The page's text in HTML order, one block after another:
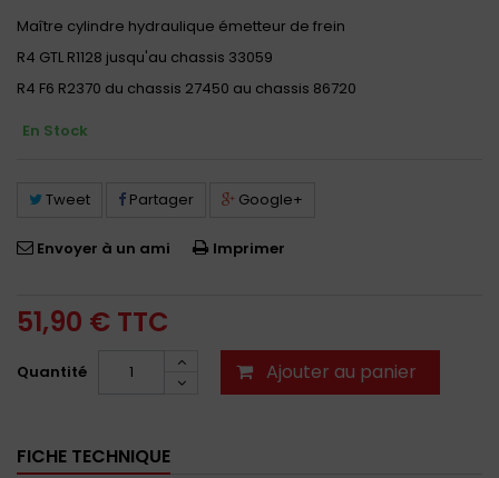
Maître cylindre hydraulique émetteur de frein
R4 GTL R1128 jusqu'au chassis 33059
R4 F6 R2370 du chassis 27450 au chassis 86720
En Stock
Tweet Partager Google+
Envoyer à un ami Imprimer
51,90 € TTC
Quantité Ajouter au panier
FICHE TECHNIQUE